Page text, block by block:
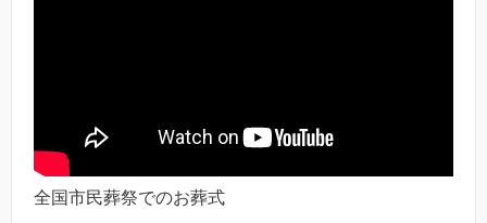
全国市民葬祭でのお葬式